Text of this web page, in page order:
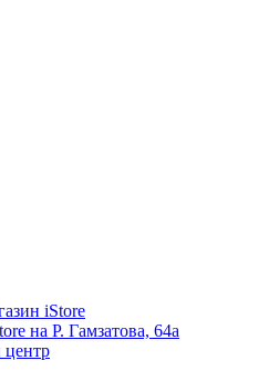
iStore
на Р. Гамзатова, 64а